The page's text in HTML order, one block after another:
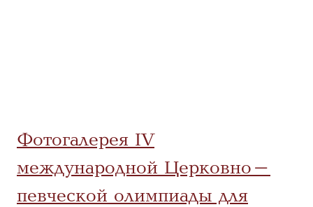
Фотогалерея IV
международной Церковно-
певческой олимпиады для